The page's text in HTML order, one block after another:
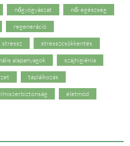
nőgyógyászat női egészség
regeneráció
stressz stresszcsökkentés
alapanyagok szájhigiénia
táplálkozás
életmód